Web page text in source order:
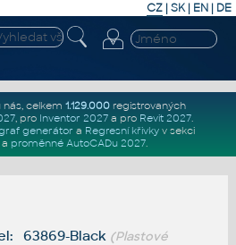
CZ | SK| EN | DE
nás, celkem 1.129.000registrovaných
, pro Inventor 2027a pro Revit 2027.
generátor a Regresní křivkyv sekci
proměnné AutoCADu 2027.
63869-Black (Plastové